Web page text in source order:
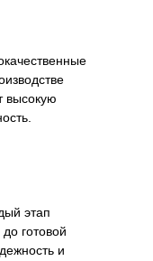
высокую
этап
готовой
и